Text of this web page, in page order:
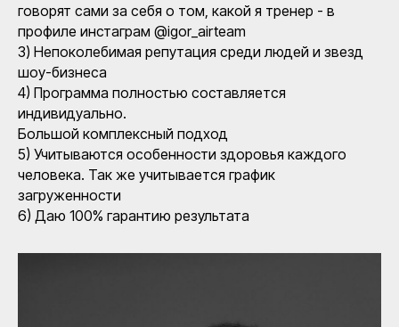
говорят сами за себя о том, какой я тренер - в
профиле инстаграм @igor_airteam
3) Непоколебимая репутация среди людей и звезд
шоу-бизнеса
4) Программа полностью составляется
индивидуально.
Большой комплексный подход
5) Учитываются особенности здоровья каждого
человека. Так же учитывается график
загруженности
6) Даю 100% гарантию результата